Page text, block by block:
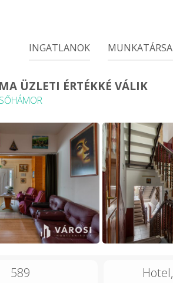
INGATLANOK
ÜZLETI ÉRTÉKKÉ VÁLIK
589